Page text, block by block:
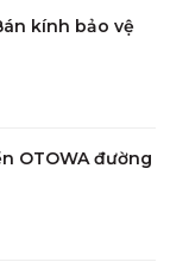
kính bảo vệ
OTOWA đường